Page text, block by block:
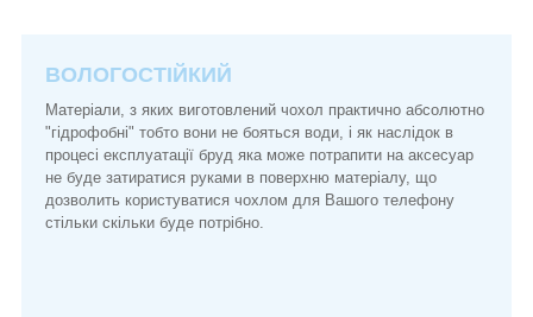
ВОЛОГОСТІЙКИЙ
Матеріали, з яких виготовлений чохол практично абсолютно
"гідрофобні" тобто вони не бояться води, і як наслідок в
процесі експлуатації бруд яка може потрапити на аксесуар
не буде затиратися руками в поверхню матеріалу, що
дозволить користуватися чохлом для Вашого телефону
стільки скільки буде потрібно.